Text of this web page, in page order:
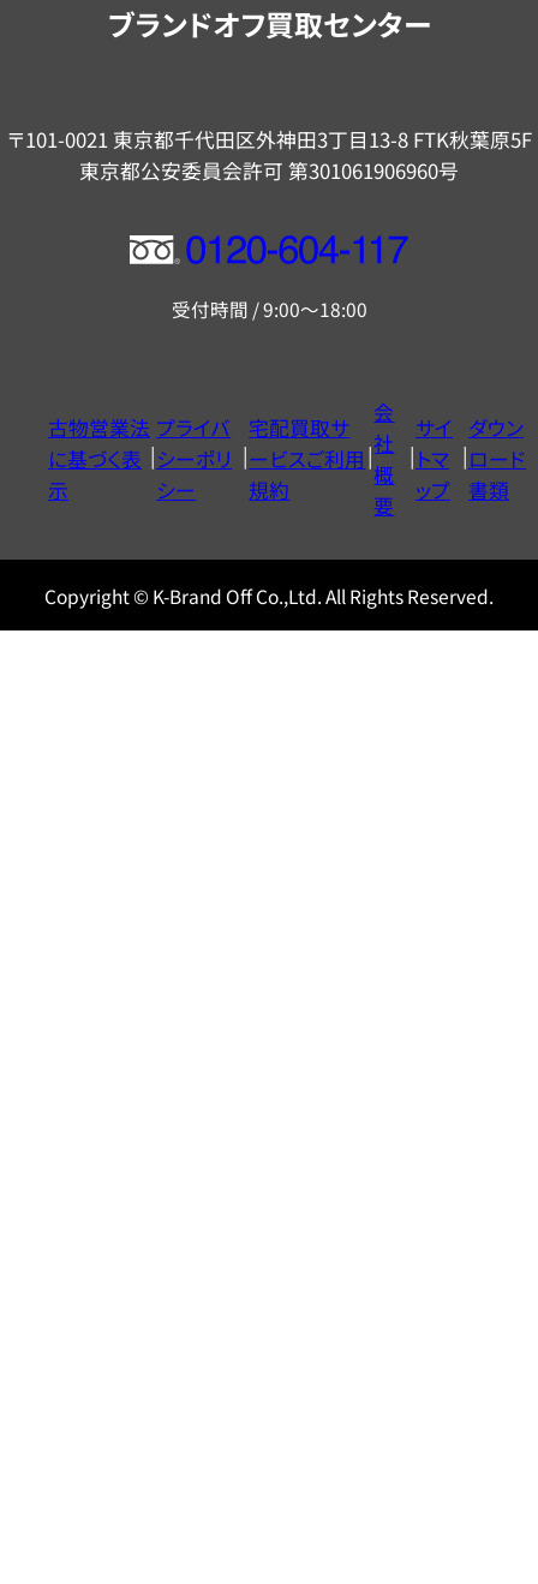
ブランドオフ買取センター
〒101-0021 東京都千代田区外神田3丁目13-8 FTK秋葉原5F
東京都公安委員会許可 第301061906960号
フ
ー
ヤ
ル
0120604117
受付時間 / 9:00～18:00
古物営業法
に基づく表
示
プライバ
シーポリ
シー
宅配買取サ
ービスご利用
規約
会
社
概
要
サイ
トマ
ップ
ダウン
ロード
書類
Copyright © K-Brand Off Co.,Ltd. All Rights Reserved.